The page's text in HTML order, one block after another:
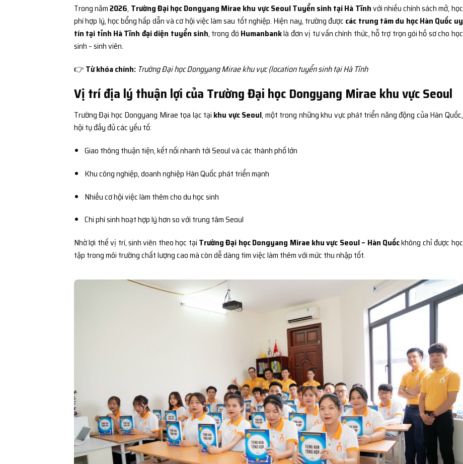
Trong năm2026, Trường Đại học Dongyang Mirae khu vực Seoul Tuyển sinh tại Hà Tĩnhvới nhiều chính sách mở, học
phí hợp lý, học bổng hấp dẫn và cơ hội việc làm sau tốt nghiệp. Hiện nay, trường được các trung tâm du học Hàn Quốc uy
tín tại tỉnh Hà Tĩnh đại diện tuyển sinh, trong đó Humanbanklà đơn vị tư vấn chính thức, hỗ trợ trọn gói hồ sơ cho học
sinh – sinh viên.
👉 Từ khóa chính: Trường Đại học Dongyang Mirae khu vực {location tuyển sinh tại Hà Tĩnh
Vị trí địa lý thuận lợi của Trường Đại học Dongyang Mirae khu vực Seoul
Trường Đại học Dongyang Mirae tọa lạc tại khu vực Seoul, một trong những khu vực phát triển năng động của Hàn Quốc,
hội tụ đầy đủ các yếu tố:
Giao thông thuận tiện, kết nối nhanh tới Seoul và các thành phố lớn
Khu công nghiệp, doanh nghiệp Hàn Quốc phát triển mạnh
Nhiều cơ hội việc làm thêm cho du học sinh
Chi phí sinh hoạt hợp lý hơn so với trung tâm Seoul
Nhờ lợi thế vị trí, sinh viên theo học tại Trường Đại học Dongyang Mirae khu vực Seoul – Hàn Quốckhông chỉ được học
tập trong môi trường chất lượng cao mà còn dễ dàng tìm việc làm thêm với mức thu nhập tốt.